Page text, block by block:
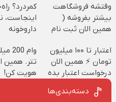
وقتشه فروشگاهت
بیشتر بفروشه (
همین الان ثبت نام
کمردرد؟
اینجاست،
داروخونه
اعتبار تا ۱۰۰ میلیون
تومان ⚡ همین الان
درخواست اعتبار بده
✅
وام
تتر. همین
هویت کن!
دسته‌بندی‌ها